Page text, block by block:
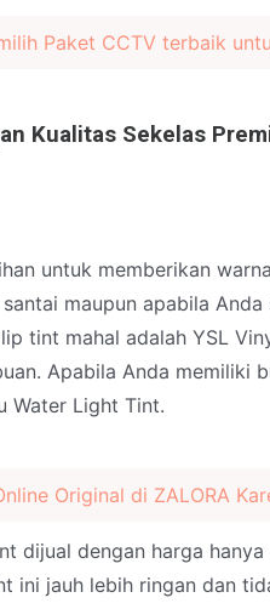
Paket CCTV terbaik
Kualitas Sekelas
untuk memberikan
maupun apabila
tint mahal adalah YSL
Apabila Anda memiliki
Water Light Tint.
Original di ZALORA
dijual dengan harga
ini jauh lebih ringan dan